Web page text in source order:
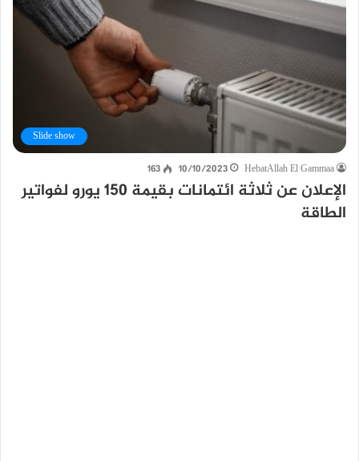
Slide show
HebatAllah El Gammaa
10/10/2023
163
الإعلان عن ثلاثة ائتمانات بقيمة 150 يورو لفواتير
الطاقة